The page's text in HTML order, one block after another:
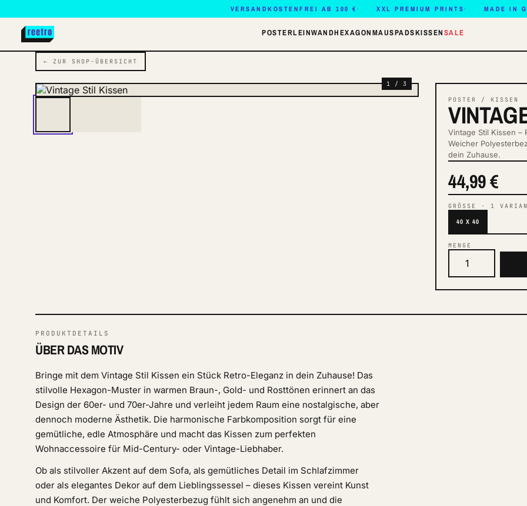
VERSANDKOSTENFREI AB 100 € XXL PREMIUM PRINTS MADE IN
POSTERLEINWANDHEXAGONMAUSPADSKISSENSALE
← ZUR SHOP-ÜBERSICHT
1 / 3
POSTER / KISSEN
Vintage Stil Kissen –
Weicher
dein Zuhause.
44,99 €
GRÖSSE · 1
40 X 40
MENGE
PRODUKTDETAILS
ÜBER DAS MOTIV
Bringe mit dem Vintage Stil Kissen ein Stück Retro-Eleganz in dein Zuhause! Das
stilvolle Hexagon-Muster in warmen Braun-, Gold- und Rosttönen erinnert an das
Design der 60er- und 70er-Jahre und verleiht jedem Raum eine nostalgische, aber
dennoch moderne Ästhetik. Die harmonische Farbkomposition sorgt für eine
gemütliche, edle Atmosphäre und macht das Kissen zum perfekten
Wohnaccessoire für Mid-Century- oder Vintage-Liebhaber.
Ob als stilvoller Akzent auf dem Sofa, als gemütliches Detail im Schlafzimmer
oder als elegantes Dekor auf dem Lieblingssessel – dieses Kissen vereint Kunst
und Komfort. Der weiche Polyesterbezug fühlt sich angenehm an und die